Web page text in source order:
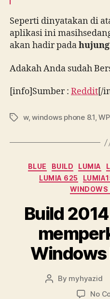
Seperti dinyatakan di
aplikasi ini
akan hadir pada
Adakah Anda sudah
[info]Sumber : Reddit[/
Tagsw,windows phone 8.1,WP
BLUE BUILD LUMIA
LUMIA 625
WINDOWS
Build
Windows
Post
By myhyazid
No